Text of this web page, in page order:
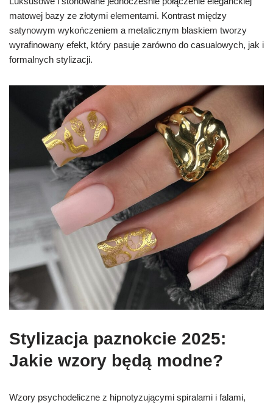
matowej bazy ze złotymi elementami. Kontrast między
satynowym wykończeniem a metalicznym blaskiem tworzy
wyrafinowany efekt, który pasuje zarówno do casualowych, jak i
formalnych stylizacji.
Stylizacja paznokcie 2025:
Jakie wzory będą modne?
Wzory psychodeliczne z hipnotyzującymi spiralami i falami,